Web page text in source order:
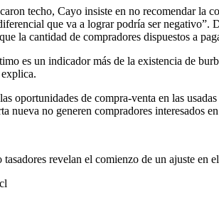
techo, Cayo insiste en no recomendar la
que va a lograr podría ser negativo”.
la cantidad de compradores dispuestos a
es un indicador más de la existencia de
oportunidades de compra-venta en las
nueva no generen compradores interesados
revelan el comienzo de un ajuste en